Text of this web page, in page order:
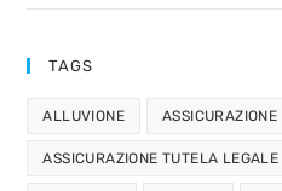
TAGS
ALLUVIONE ASSICURAZIONE
ASSICURAZIONE TUTELA LEGALE